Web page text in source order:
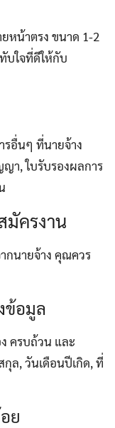
หน้าตรง ขนาด 1-2
บใจที่ดีให้กับ
รอื่นๆ ที่นายจ้าง
า, ใบรับรองผลการ
มัครงาน
กนายจ้าง คุณควร
ข้อมูล
ครบถ้วน และ
ล, วันเดือนปีเกิด, ที่
ย